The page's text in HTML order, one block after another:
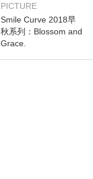
PICTURE
Smile Curve 2018早
秋系列：Blossom and
Grace.